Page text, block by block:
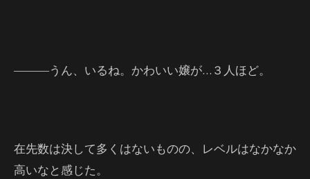
―――うん、いるね。かわいい嬢が…３人ほど。
在先数は決して多くはないものの、レベルはなかなか
高いなと感じた。